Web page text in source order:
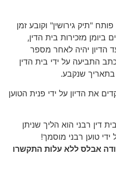
"תיק גירושין" וקובע זמן
ביומן מזכירות בית הדין,
הדיון יהיה לאחר מספר
התביעה על ידי בית הדין
בתאריך שנקבע.
את הדיון על ידי פנית הטוען
דין רבני הוא הליך שניתן
טוען רבני מוסמך!
אבלס ללא עלות התקשרו